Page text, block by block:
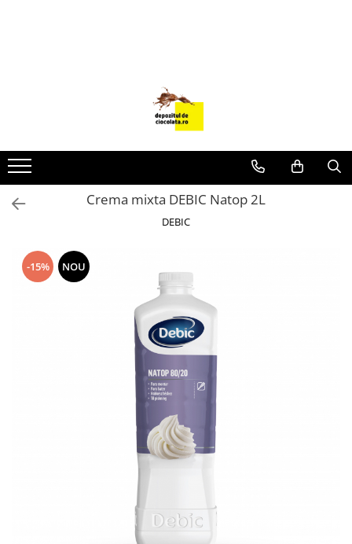
GLAZURI, UMPLUTURI, CREME
USTENSILE SI FORME SILICON
PASTA DE ZAHAR
DIVERSE
FRISCA, UNT, LAPTE CONDENSAT
Crema mixta DEBIC Natop 2L
DEBIC
-15% NOU